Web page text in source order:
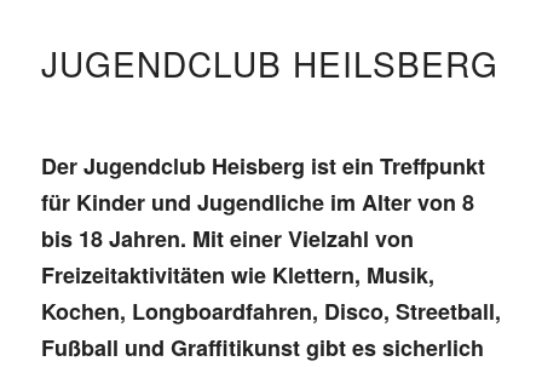
JUGENDCLUB HEILSBERG
Der Jugendclub Heisberg ist ein Treffpunkt
für Kinder und Jugendliche im Alter von 8
bis 18 Jahren. Mit einer Vielzahl von
Freizeitaktivitäten wie Klettern, Musik,
Kochen, Longboardfahren, Disco, Streetball,
Fußball und Graffitikunst gibt es sicherlich